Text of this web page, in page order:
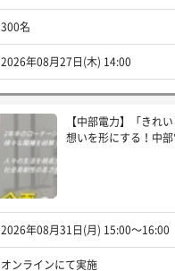
300名
2026年08月27日(木) 14:00
【中部電力】「きれ
想いを形にする！中部
2026年08月31日(月) 15:00〜16:00
オンラインにて実施